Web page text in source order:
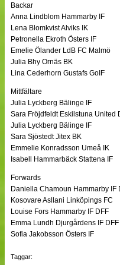
Om oss
NÄTverket
Split vision
Backar
Anna Lindblom Hammarby IF
Lena Blomkvist Alviks IK
Petronella Ekroth Östers IF
Emelie Ölander LdB FC Malmö
Julia Bhy Ornäs BK
Lina Cederhorn Gustafs GoIF
Mittfältare
Julia Lyckberg Bälinge IF
Sara Fröjdfeldt Eskilstuna United
Julia Lyckberg Bälinge IF
Sara Sjöstedt Jitex BK
Emmelie Konradsson Umeå IK
Isabell Hammarbäck Stattena IF
Forwards
Daniella Chamoun Hammarby IF
Kosovare Asllani Linköpings FC
Louise Fors Hammarby IF DFF
Emma Lundh Djurgårdens IF DFF
Sofia Jakobsson Östers IF
Taggar: